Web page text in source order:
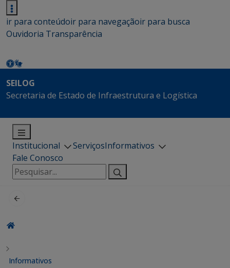
ir para conteúdoir para navegaçãoir para busca
Ouvidoria Transparência
SEILOG
Secretaria de Estado de Infraestrutura e Logística
Institucional ServiçosInformativos
Fale Conosco
Pesquisar
por:
Informativos